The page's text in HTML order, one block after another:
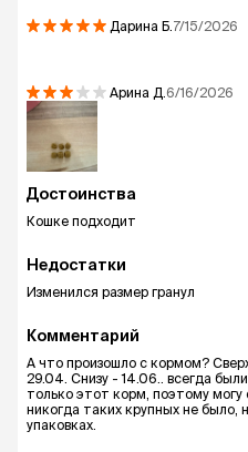
Дарина Б. 7/15/2026
Арина Д. 6/16/2026
Достоинства
Кошке подходит
Недостатки
Изменился размер гранул
Комментарий
А что произошло с кормом?
29.04. Снизу - 14.06.. всегда
только этот корм, поэтому могу
никогда таких крупных не было,
упаковках.